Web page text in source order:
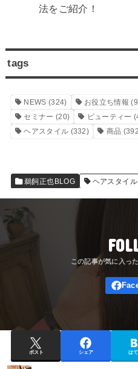
法をご紹介！
tags
NEWS (324) お役立ち情報
セミナー (20) ビューティー
ヘアスタイル (332) 商品
鵜飼正也BLOG ヘアスタイル
ポスト シェア は